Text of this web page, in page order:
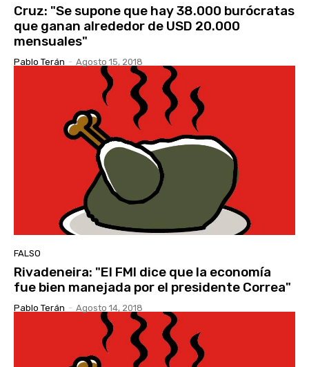
Cruz: "Se supone que hay 38.000 burócratas
que ganan alrededor de USD 20.000
mensuales"
Pablo Terán - Agosto 15, 2018
FALSO
Rivadeneira: "El FMI dice que la economía
fue bien manejada por el presidente Correa"
Pablo Terán - Agosto 14, 2018